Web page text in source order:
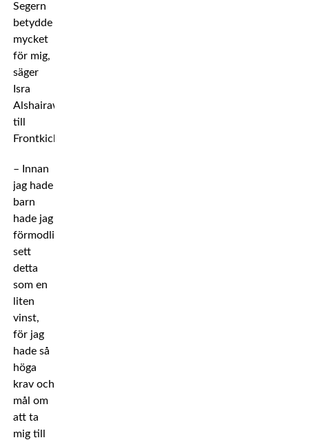
Segern
betydde
mycket
för mig,
säger
Isra
Alshairawi
till
Frontkick.
– Innan
jag hade
barn
hade jag
förmodligen
sett
detta
som en
liten
vinst,
för jag
hade så
höga
krav och
mål om
att ta
mig till